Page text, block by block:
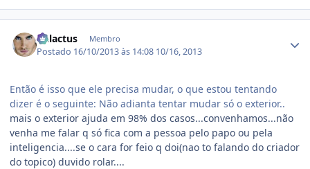
Galactus Membro
Postado 16/10/2013 às 14:08 10/16, 2013
Então é isso que ele precisa mudar, o que estou tentando
dizer é o seguinte: Não adianta tentar mudar só o exterior..
mais o exterior ajuda em 98% dos casos...convenhamos...não
venha me falar q só fica com a pessoa pelo papo ou pela
inteligencia....se o cara for feio q doi(nao to falando do criador
do topico) duvido rolar....